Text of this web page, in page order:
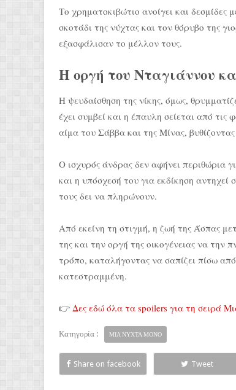
Το χρηματοκιβώτιο ανοίγει και
σκοτάδι της νύχτας και τον θόρυβο της
εξασφάλισαν το μέλλον τους.
Η οργή του Νταγιάννου
Η ψευδαίσθηση της νίκης, όμως,
έχει συμβεί και η έπαυλη σείεται από
αίμα του Σάββα και της Μίνας,
Ο ισχυρός άνδρας δεν αφήνει περιθώρια
και η υπόσχεσή του για εκδίκηση
τους δει να πληρώνουν.
Από εκείνη τη στιγμή, η ζωή της Άσπας
της και την οργή της οικογένειας να την
τρόπο, καταλήγοντας να σαπίζει πίσω
κατεστραμμένη.
👉 Δες εδώ όλα τα spoilers για τη σειρά
Κατηγορία : ΜΙΑ ΝΥΧΤΑ ΜΟΝΟ
Share on facebook Tweet